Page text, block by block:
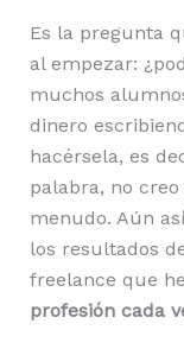
Es la pregunta
al empezar:
muchos
dinero
hacérsela, es
palabra, no
menudo. Aún
los resultados
freelance que
profesión cada